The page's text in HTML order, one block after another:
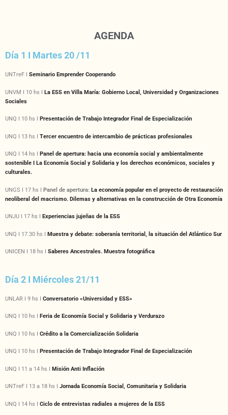
AGENDA
Día 1 I Martes 20 /11
UNTreF I Seminario Emprender Cooperando
UNVM I 10 hs I La ESS en Villa María: Gobierno Local, Universidad y Organizaciones
Sociales
UNQ I 10 hs I Presentación de Trabajo Integrador Final de Especialización
UNQ I 13 hs I Tercer encuentro de intercambio de prácticas profesionales
UNQ I 14 hs I
Panel de apertura: hacia una economía social y ambientalmente
sostenible I La Economía Social y Solidaria y los derechos económicos, sociales y
culturales.
UNGS I 17 hs I Panel de apertura: La economía popular en el proyecto de restauración
neoliberal del macrismo. Dilemas y alternativas en la construcción de Otra Economía
UNJU I 17 hs I Experiencias jujeñas de la ESS
UNQ I 17.30 hs I Muestra y debate: soberanía territorial, la situación del Atlántico Sur
UNICEN I 18 hs I Saberes Ancestrales. Muestra fotográfica
Día 2 I Miércoles 21/11
UNLAR I 9 hs I Conversatorio «Universidad y ESS»
UNQ I 10 hs I Feria de Economía Social y Solidaria y Verdurazo
UNQ I 10 hs I Crédito a la Comercialización Solidaria
UNQ I 10 hs I Presentación de Trabajo Integrador Final de Especialización
UNQ I 11 a 14 hs I Misión Anti Inflación
UNTreF I 13 a 18 hs I Jornada Economía Social, Comunitaria y Solidaria
UNQ I 14 hs I Ciclo de entrevistas radiales a mujeres de la ESS